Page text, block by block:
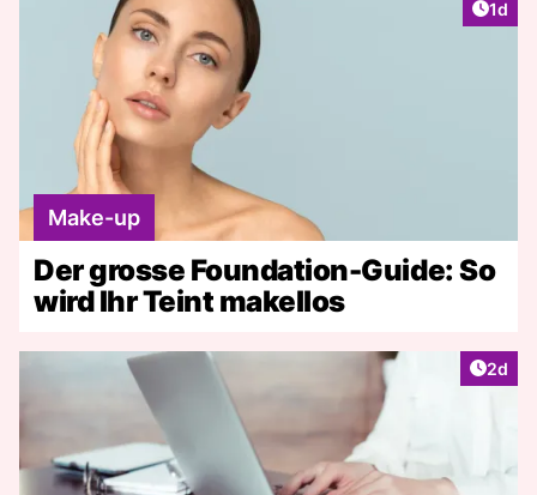
1d
Make-up
Der grosse Foundation-Guide: So
wird Ihr Teint makellos
2d